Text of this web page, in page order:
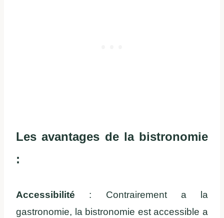
Les avantages de la bistronomie
:
Accessibilité : Contrairement a la
gastronomie, la bistronomie est accessible a